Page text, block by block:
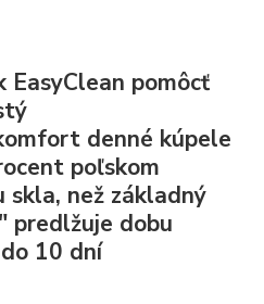
EasyClean pomôcť
denné kúpele
poľskom
než základný
predlžuje dobu
10 dní